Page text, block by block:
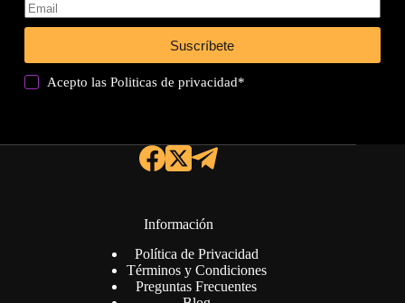
Suscríbete
Acepto lasPoliticas de privacidad*
Información
Política de Privacidad
Términos y Condiciones
Preguntas Frecuentes